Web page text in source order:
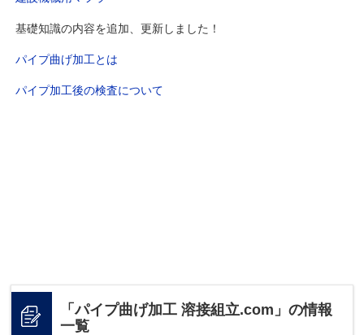
基礎知識の内容を追加、更新しました！
パイプ曲げ加工とは
パイプ加工後の検査について
「パイプ曲げ加工 溶接組立.com」の情報
一覧